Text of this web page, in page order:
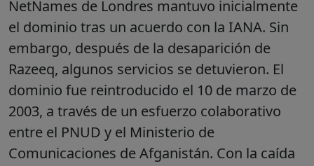
NetNames de Londres mantuvo inicialmente
el dominio tras un acuerdo con la IANA. Sin
embargo, después de la desaparición de
Razeeq, algunos servicios se detuvieron. El
dominio fue reintroducido el 10 de marzo de
2003, a través de un esfuerzo colaborativo
entre el PNUD y el Ministerio de
Comunicaciones de Afganistán. Con la caída